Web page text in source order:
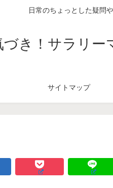
日常のちょっとした疑問
づき！サラリー
サイトマップ